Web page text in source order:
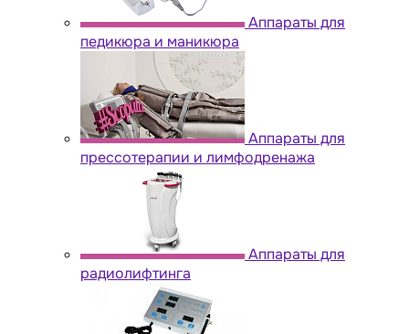
Аппараты для
педикюра и маникюра
Аппараты для
прессотерапии и лимфодренажа
Аппараты для
радиолифтинга